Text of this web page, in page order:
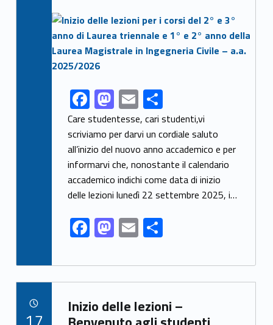
Link identifier archive #link-archive-thumb-soap-49105
Link identifier share facebook archive #share-link-archive-80578F
ac
e
b
o
o
k
M
as
to
d
o
n
E
m
ai
l
C
o
n
di
vi
di
Care studentesse, cari studenti,vi
scriviamo per darvi un cordiale saluto
all’inizio del nuovo anno accademico e per
informarvi che, nonostante il calendario
accademico indichi come data di inizio
delle lezioni lunedì 22 settembre 2025, i…
F
ac
e
b
o
M
as
to
d
o
E
m
ai
l
C
n
di
vi
Link identifier archive #link-archive-73064
Inizio delle lezioni –
17